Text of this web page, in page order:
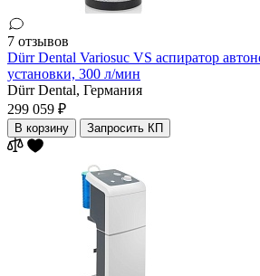
7 отзывов
Dürr Dental Variosuc VS аспиратор
установки, 300 л/мин
Dürr Dental, Германия
299 059 ₽
В корзину Запросить КП